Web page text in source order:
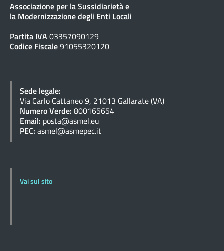
Associazione per la Sussidiarietà e
la Modernizzazione degli Enti Locali
Partita IVA03357090129
Codice Fiscale91055320120
Sede legale:
Via Carlo Cattaneo 9, 21013 Gallarate (VA)
Numero Verde: 800165654
Email: posta@asmel.eu
PEC: asmel@asmepec.it
Vai sul sito